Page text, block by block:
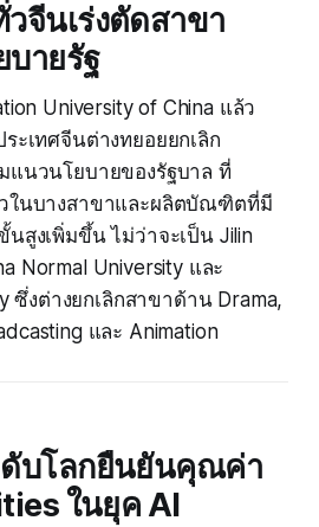
จีนเร่งตัดสาขา
ายรัฐ
University of China แล้ว
ะเทศจีนต่างทยอยยกเลิก
แนวนโยบายของรัฐบาล ที่
ในบางสาขาและผลิตบัณฑิตที่มี
สูงเพิ่มขึ้น ไม่ว่าจะเป็น Jilin
Normal University และ
ซึ่งต่างยกเลิกสาขาด้าน Drama,
และ Animation
ดับโลกยืนยันคุณค่า
ในยุค AI